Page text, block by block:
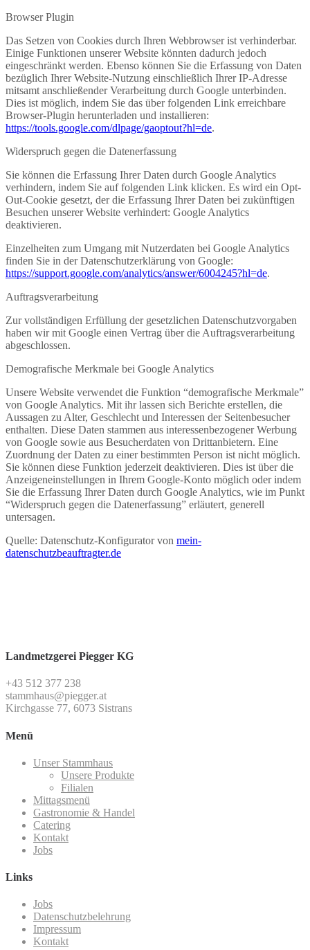
Browser Plugin
Das Setzen von Cookies durch Ihren Webbrowser ist verhinderbar.
Einige Funktionen unserer Website könnten dadurch jedoch
eingeschränkt werden. Ebenso können Sie die Erfassung von Daten
bezüglich Ihrer Website-Nutzung einschließlich Ihrer IP-Adresse
mitsamt anschließender Verarbeitung durch Google unterbinden.
Dies ist möglich, indem Sie das über folgenden Link erreichbare
Browser-Plugin herunterladen und installieren:
https://tools.google.com/dlpage/gaoptout?hl=de.
Widerspruch gegen die Datenerfassung
Sie können die Erfassung Ihrer Daten durch Google Analytics
verhindern, indem Sie auf folgenden Link klicken. Es wird ein Opt-
Out-Cookie gesetzt, der die Erfassung Ihrer Daten bei zukünftigen
Besuchen unserer Website verhindert: Google Analytics
deaktivieren.
Einzelheiten zum Umgang mit Nutzerdaten bei Google Analytics
finden Sie in der Datenschutzerklärung von Google:
https://support.google.com/analytics/answer/6004245?hl=de.
Auftragsverarbeitung
Zur vollständigen Erfüllung der gesetzlichen Datenschutzvorgaben
haben wir mit Google einen Vertrag über die Auftragsverarbeitung
abgeschlossen.
Demografische Merkmale bei Google Analytics
Unsere Website verwendet die Funktion “demografische Merkmale”
von Google Analytics. Mit ihr lassen sich Berichte erstellen, die
Aussagen zu Alter, Geschlecht und Interessen der Seitenbesucher
enthalten. Diese Daten stammen aus interessenbezogener Werbung
von Google sowie aus Besucherdaten von Drittanbietern. Eine
Zuordnung der Daten zu einer bestimmten Person ist nicht möglich.
Sie können diese Funktion jederzeit deaktivieren. Dies ist über die
Anzeigeneinstellungen in Ihrem Google-Konto möglich oder indem
Sie die Erfassung Ihrer Daten durch Google Analytics, wie im Punkt
“Widerspruch gegen die Datenerfassung” erläutert, generell
untersagen.
Quelle: Datenschutz-Konfigurator von mein-
datenschutzbeauftragter.de
Landmetzgerei Piegger KG
+43 512 377 238
stammhaus@piegger.at
Kirchgasse 77, 6073 Sistrans
Menü
Unser Stammhaus
Unsere Produkte
Filialen
Mittagsmenü
Gastronomie & Handel
Catering
Kontakt
Jobs
Links
Jobs
Datenschutzbelehrung
Impressum
Kontakt